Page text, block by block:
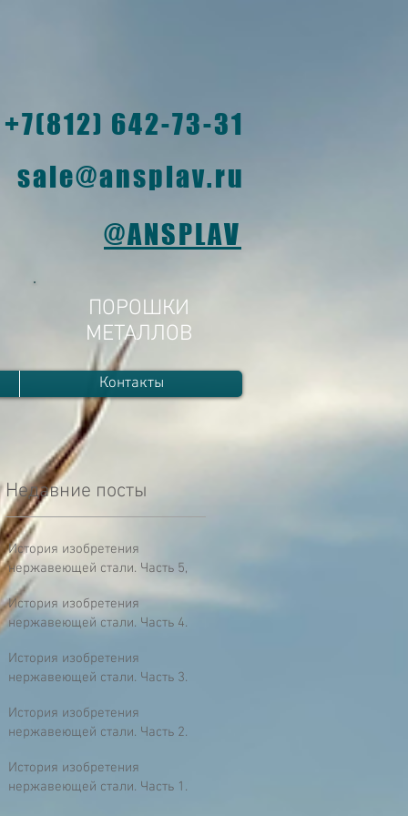
Недавние посты
История изобретения
нержавеющей стали. Часть 5,
заключительная.
Анастасия Гуридова
26 мар. 2018 г.
4 мин. чтения
История изобретения
нержавеющей стали. Часть 4.
23 мар. 2018 г.
2 мин. чтения
История изобретения
нержавеющей стали. Часть 3.
21 мар. 2018 г.
2 мин. чтения
История изобретения
нержавеющей стали. Часть 2.
19 мар. 2018 г.
4 мин. чтения
История изобретения
нержавеющей стали. Часть 1.
+7(812) 642-73-31
sale@ansplav.ru
@ANSPLAV
ПОРОШКИ
МЕТАЛЛОВ
Контакты